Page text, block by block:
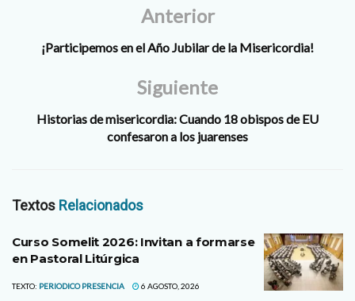
Anterior
¡Participemos en el Año Jubilar de la Misericordia!
Siguiente
Historias de misericordia: Cuando 18 obispos de EU
confesaron a los juarenses
Textos Relacionados
Curso Somelit 2026: Invitan a formarse
en Pastoral Litúrgica
TEXTO: PERIODICO PRESENCIA 6 AGOSTO, 2026